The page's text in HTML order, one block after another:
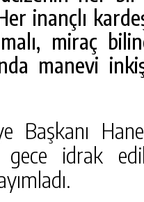
inançlı
miraç
manevi
Başkanı
gece idrak
AKIŞI
KUR’AN KURSU
GEZISI.